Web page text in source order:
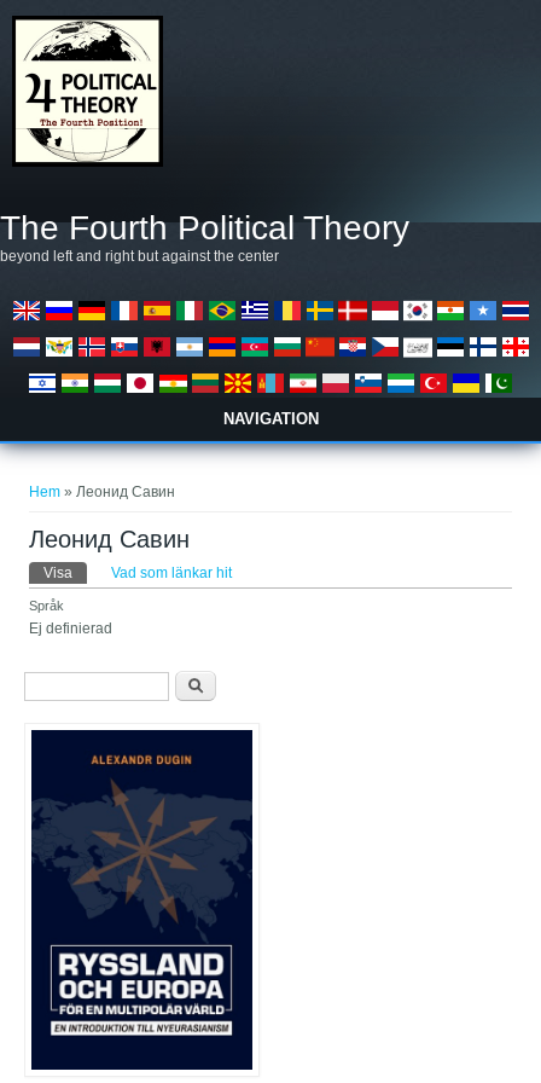
The Fourth Political Theory
beyond left and right but against the center
NAVIGATION
Hem » Леонид Савин
Леонид Савин
Primära flikar
Visa (aktiv flik)Vad som länkar hit
Språk
Ej definierad